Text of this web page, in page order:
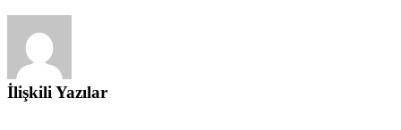
İlişkili Yazılar